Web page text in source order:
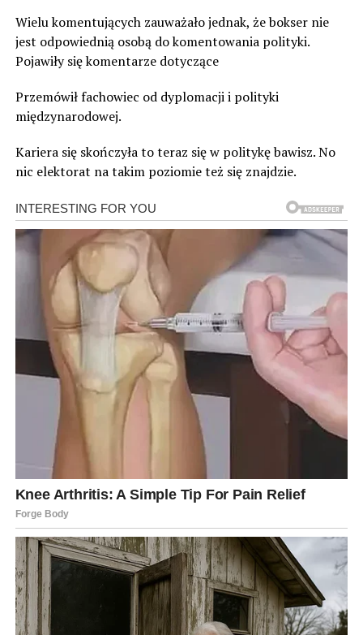
Wielu komentujących zauważało jednak, że bokser nie
jest odpowiednią osobą do komentowania polityki.
Pojawiły się komentarze dotyczące
Przemówił fachowiec od dyplomacji i polityki
międzynarodowej.
Kariera się skończyła to teraz się w politykę bawisz. No
nic elektorat na takim poziomie też się znajdzie.